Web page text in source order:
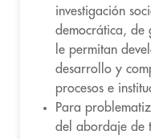
investigación
democrática, de
le permitan
desarrollo y
procesos e
Para
del abordaje de